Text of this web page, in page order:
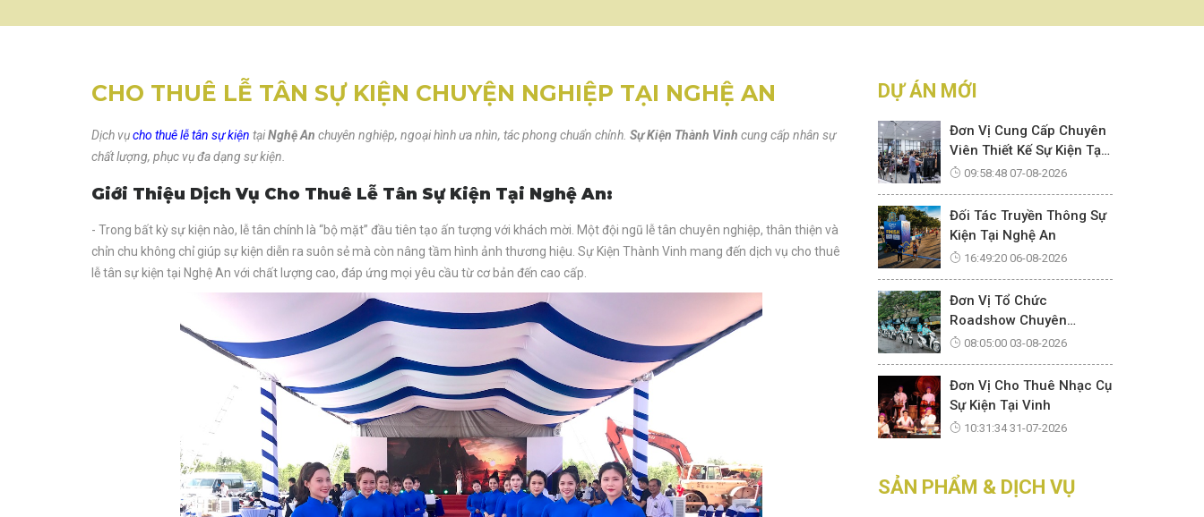
CHO THUÊ LỄ TÂN SỰ KIỆN CHUYỆN NGHIỆP TẠI NGHỆ AN
Dịch vụcho thuê lễ tân sự kiện tạiNghệ An chuyên nghiệp, ngoại hình ưa nhìn, tác phong chuẩn chỉnh. Sự Kiện Thành Vinh cung cấp nhân sự
chất lượng, phục vụ đa dạng sự kiện.
Giới Thiệu Dịch Vụ Cho Thuê Lễ Tân Sự Kiện Tại Nghệ An:
- Trong bất kỳ sự kiện nào, lễ tân chính là “bộ mặt” đầu tiên tạo ấn tượng với khách mời. Một đội ngũ lễ tân chuyên nghiệp, thân thiện và
chỉn chu không chỉ giúp sự kiện diễn ra suôn sẻ mà còn nâng tầm hình ảnh thương hiệu. Sự Kiện Thành Vinh mang đến dịch vụ cho thuê
lễ tân sự kiện tại Nghệ An với chất lượng cao, đáp ứng mọi yêu cầu từ cơ bản đến cao cấp.
DỰ ÁN MỚI
Đơn Vị Cung Cấp Chuyên
Viên Thiết Kế Sự Kiện Tại
Nghệ An
09:58:48 07-08-2026
Đối Tác Truyền Thông Sự
Kiện Tại Nghệ An
16:49:20 06-08-2026
Đơn Vị Tổ Chức
Roadshow Chuyên
Nghiệp Tại Vinh
08:05:00 03-08-2026
Đơn Vị Cho Thuê Nhạc Cụ
Sự Kiện Tại Vinh
10:31:34 31-07-2026
SẢN PHẨM & DỊCH VỤ